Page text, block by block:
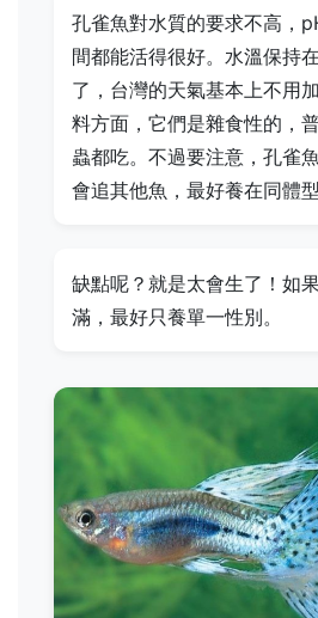
孔雀魚對水質的要求不高，
間都能活得很好。水溫保持
了，台灣的天氣基本上不用
料方面，它們是雜食性的，
蟲都吃。不過要注意，孔雀
會追其他魚，最好養在同體型
缺點呢？就是太會生了！如
滿，最好只養單一性別。